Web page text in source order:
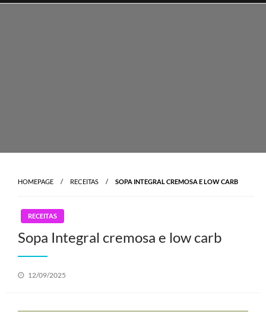
Skip
HOMEPAGE RECEITAS SOPA INTEGRAL CREMOSA E LOW CARB
RECEITAS
Sopa Integral cremosa e low carb
Posted
12/09/2025